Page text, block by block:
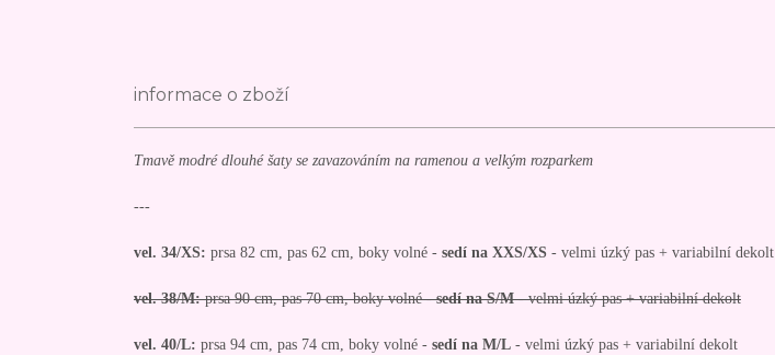
informace o zboží
Tmavě modré dlouhé šaty se zavazováním na ramenou a velkým rozparkem
---
vel. 34/XS: prsa 82 cm, pas 62 cm, boky volné - sedí na XXS/XS - velmi úzký pas + variabilní dekolt
vel. 38/M:prsa 90 cm, pas 70 cm, boky volné -sedí na S/M- velmi úzký pas + variabilní dekolt
vel. 40/L: prsa 94 cm, pas 74 cm, boky volné - sedí na M/L - velmi úzký pas + variabilní dekolt